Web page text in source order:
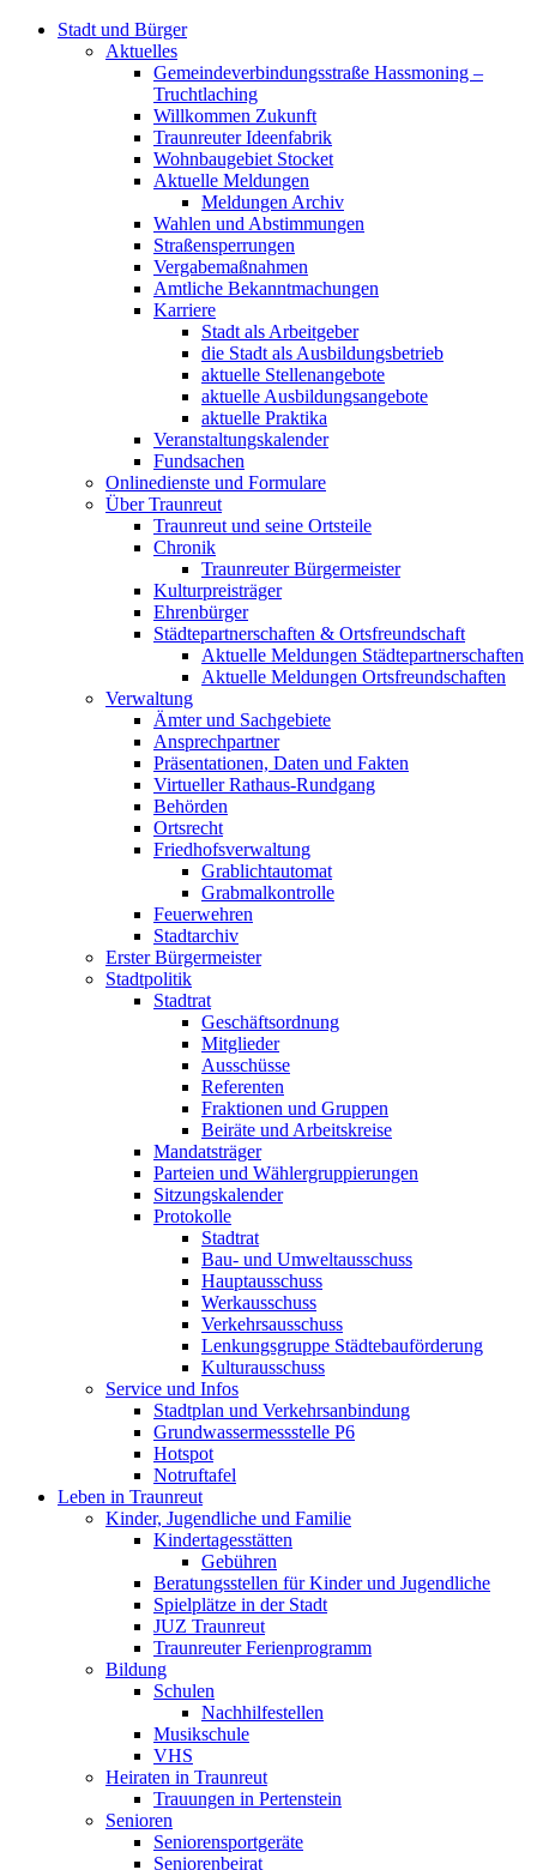
Stadt und Bürger
Aktuelles
Gemeindeverbindungsstraße Hassmoning –
Truchtlaching
Willkommen Zukunft
Traunreuter Ideenfabrik
Wohnbaugebiet Stocket
Aktuelle Meldungen
Meldungen Archiv
Wahlen und Abstimmungen
Straßensperrungen
Vergabemaßnahmen
Amtliche Bekanntmachungen
Karriere
Stadt als Arbeitgeber
die Stadt als Ausbildungsbetrieb
aktuelle Stellenangebote
aktuelle Ausbildungsangebote
aktuelle Praktika
Veranstaltungskalender
Fundsachen
Onlinedienste und Formulare
Über Traunreut
Traunreut und seine Ortsteile
Chronik
Traunreuter Bürgermeister
Kulturpreisträger
Ehrenbürger
Städtepartnerschaften & Ortsfreundschaft
Aktuelle Meldungen Städtepartnerschaften
Aktuelle Meldungen Ortsfreundschaften
Verwaltung
Ämter und Sachgebiete
Ansprechpartner
Präsentationen, Daten und Fakten
Virtueller Rathaus-Rundgang
Behörden
Ortsrecht
Friedhofsverwaltung
Grablichtautomat
Grabmalkontrolle
Feuerwehren
Stadtarchiv
Erster Bürgermeister
Stadtpolitik
Stadtrat
Geschäftsordnung
Mitglieder
Ausschüsse
Referenten
Fraktionen und Gruppen
Beiräte und Arbeitskreise
Mandatsträger
Parteien und Wählergruppierungen
Sitzungskalender
Protokolle
Stadtrat
Bau- und Umweltausschuss
Hauptausschuss
Werkausschuss
Verkehrsausschuss
Lenkungsgruppe Städtebauförderung
Kulturausschuss
Service und Infos
Stadtplan und Verkehrsanbindung
Grundwassermessstelle P6
Hotspot
Notruftafel
Leben in Traunreut
Kinder, Jugendliche und Familie
Kindertagesstätten
Gebühren
Beratungsstellen für Kinder und Jugendliche
Spielplätze in der Stadt
JUZ Traunreut
Traunreuter Ferienprogramm
Bildung
Schulen
Nachhilfestellen
Musikschule
VHS
Heiraten in Traunreut
Trauungen in Pertenstein
Senioren
Seniorensportgeräte
Seniorenbeirat